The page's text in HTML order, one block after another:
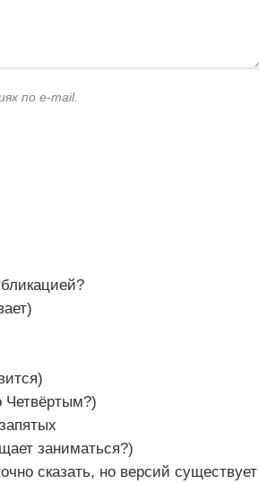
по e-mail.
Четвёртым?)
заниматься?)
сказать, но версий существует